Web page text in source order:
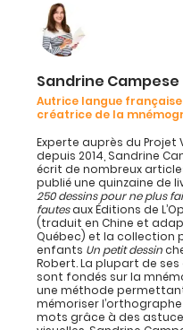
Sandrine Campese
Autrice langue
créatrice de la
Experte auprès du Projet
depuis 2014, Sandrine
écrit de nombreux
publié une quinzaine de
250 dessins pour ne plus
fautesaux Éditions de
(traduit en Chine et
Québec) et la collection
enfants Un petit dessin
Robert. La plupart de
sont fondés sur la
une méthode
mémoriser
mots grâce à des